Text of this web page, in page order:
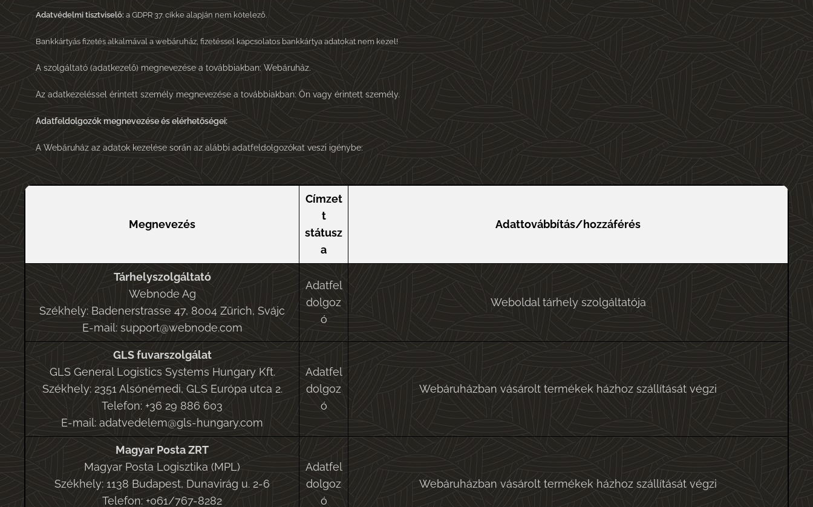
Adatvédelmi tisztviselő: a GDPR 37. cikke alapján nem kötelező.
Bankkártyás fizetés alkalmával a webáruház, fizetéssel kapcsolatos bankkártya adatokat nem kezel!
A szolgáltató (adatkezelő) megnevezése a továbbiakban: Webáruház.
Az adatkezeléssel érintett személy megnevezése a továbbiakban: Ön vagy érintett személy.
Adatfeldolgozók megnevezése és elérhetőségei:
A Webáruház az adatok kezelése során az alábbi adatfeldolgozókat veszi igénybe:
Megnevezés
Címzet
t
státusz
a
Adattovábbítás/hozzáférés
Tárhelyszolgáltató
Webnode Ag
Székhely: Badenerstrasse 47, 8004 Zürich, Svájc
E-mail: support@webnode.com
Adatfel
dolgoz
ó
Weboldal tárhely szolgáltatója
GLS fuvarszolgálat
GLS General Logistics Systems Hungary Kft.
Székhely: 2351 Alsónémedi, GLS Európa utca 2.
Telefon: +36 29 886 603
E-mail: adatvedelem@gls-hungary.com
Adatfel
dolgoz
ó
Webáruházban vásárolt termékek házhoz szállítását végzi
Magyar Posta ZRT
Magyar Posta Logisztika (MPL)
Székhely: 1138 Budapest, Dunavirág u. 2-6
Telefon: +061/767-8282
Adatfel
dolgoz
ó
Webáruházban vásárolt termékek házhoz szállítását végzi